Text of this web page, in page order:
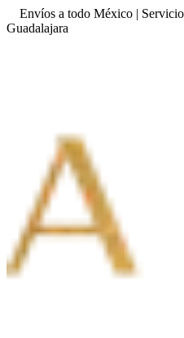
Envíos a todo México |
Guadalajara